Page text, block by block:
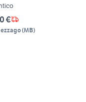
€
(MB)